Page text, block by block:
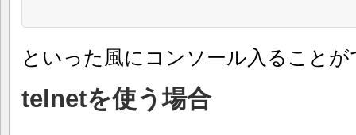
といった風にコンソール入ること
telnetを使う場合